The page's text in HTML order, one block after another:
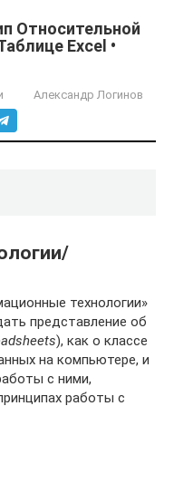
Относительной
Excel •
Александр Логинов
технологии»
представление об
), как о классе
на компьютере, и
с ними,
работы с